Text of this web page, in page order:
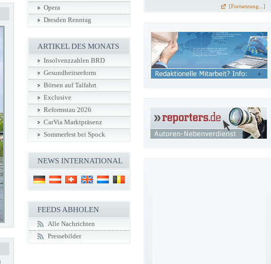
Opera
Dresden Renntag
ARTIKEL DES MONATS
Insolvenzzahlen BRD
Gesundheitsreform
Börsen auf Talfahrt
Exclusive
Reformstau 2026
CarVia Marktpräsenz
Sommerfest bei Spock
NEWS INTERNATIONAL
FEEDS ABHOLEN
Alle Nachrichten
Pressebilder
[Fortsetzung...]